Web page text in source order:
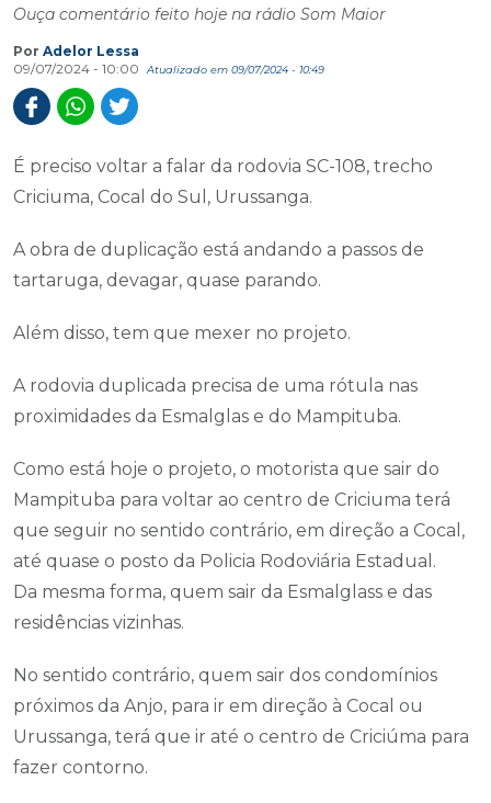
Ouça comentário feito hoje na rádio Som Maior
Por Adelor Lessa
09/07/2024 - 10:00
Atualizado em 09/07/2024 - 10:49
É preciso voltar a falar da rodovia SC-108, trecho
Criciuma, Cocal do Sul, Urussanga.
A obra de duplicação está andando a passos de
tartaruga, devagar, quase parando.
Além disso, tem que mexer no projeto.
A rodovia duplicada precisa de uma rótula nas
proximidades da Esmalglas e do Mampituba.
Como está hoje o projeto, o motorista que sair do
Mampituba para voltar ao centro de Criciuma terá
que seguir no sentido contrário, em direção a Cocal,
até quase o posto da Policia Rodoviária Estadual.
Da mesma forma, quem sair da Esmalglass e das
residências vizinhas.
No sentido contrário, quem sair dos condomínios
próximos da Anjo, para ir em direção à Cocal ou
Urussanga, terá que ir até o centro de Criciúma para
fazer contorno.